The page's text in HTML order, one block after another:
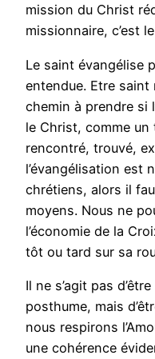
mission du Christ
missionnaire, c’est
Le saint évangélise
entendue. Etre saint
chemin à prendre si
le Christ, comme
rencontré, trouvé,
l’évangélisation est
chrétiens, alors il
moyens. Nous ne
l’économie de la
tôt ou tard sur sa
Il ne s’agit pas
posthume, mais
nous respirons
une cohérence